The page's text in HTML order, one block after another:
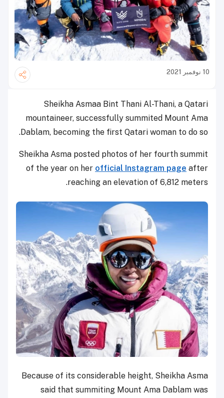
10 نوفمبر 2021
Sheikha Asmaa Bint Thani Al-Thani, a Qatari
mountaineer, successfully summited Mount Ama
Dablam, becoming the first Qatari woman to do so.
Sheikha Asma posted photos of her fourth summit
of the year on her official Instagram page after
reaching an elevation of 6,812 meters.
Because of its considerable height, Sheikha Asma
said that summiting Mount Ama Dablam was